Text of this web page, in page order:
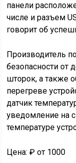
панели
числе и разъем
говорит об
Производитель
безопасности от
шторок, а также
перегреве
датчик
уведомление на
температуре
Цена: ₽ от 1000